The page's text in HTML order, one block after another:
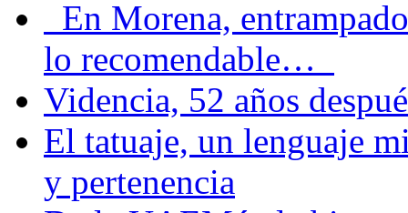
En Morena,
lo recomendable…
Videncia, 52 años
El tatuaje, un lenguaje
y pertenencia